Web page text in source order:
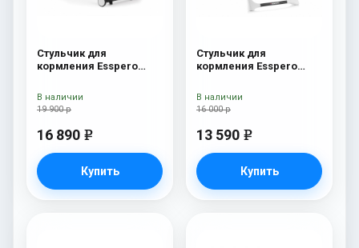
Стульчик для
кормления Esspero
19 900 р
16 890 e
Купить
В наличии
Стульчик для
кормления Esspero
16 000 р
13 590 e
Купить
В наличии